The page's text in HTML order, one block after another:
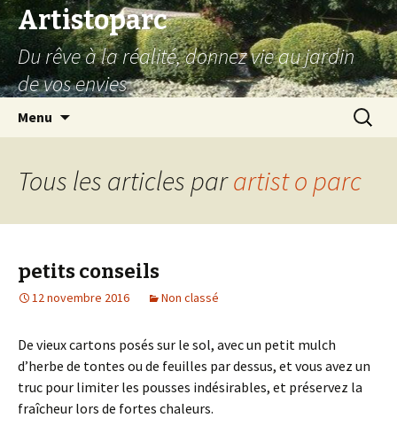
Artistoparc
Du rêve à la réalité, donnez vie au jardin
de vos envies
Menu
principal
Tous les articles parartist o parc
petits conseils
12 novembre 2016 Non classé
De vieux cartons posés sur le sol, avec un petit mulch
d’herbe de tontes ou de feuilles par dessus, et vous avez un
truc pour limiter les pousses indésirables, et préservez la
fraîcheur lors de fortes chaleurs.